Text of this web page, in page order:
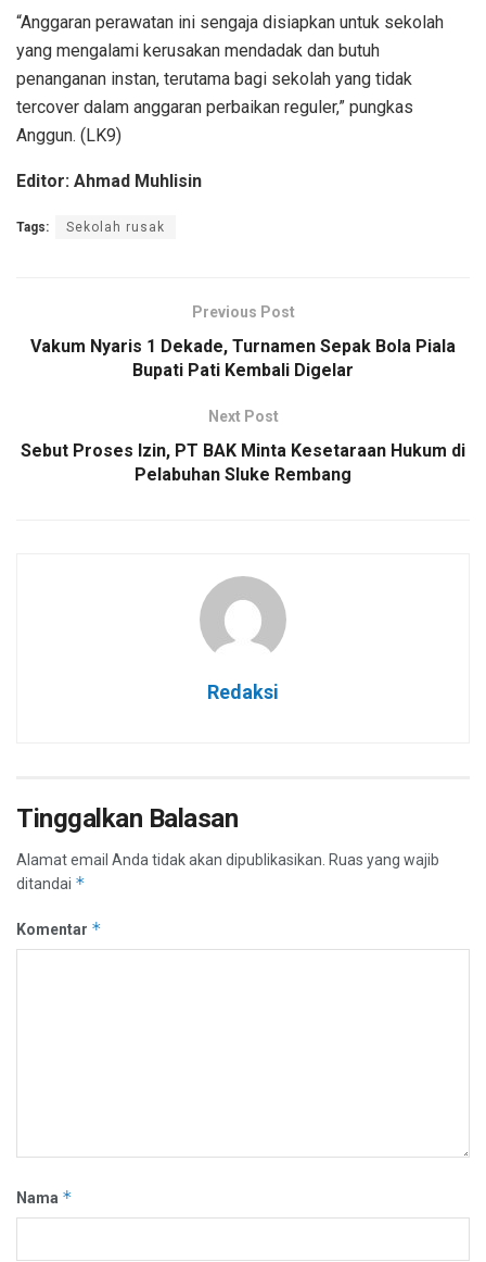
“Anggaran perawatan ini sengaja disiapkan untuk sekolah
yang mengalami kerusakan mendadak dan butuh
penanganan instan, terutama bagi sekolah yang tidak
tercover dalam anggaran perbaikan reguler,” pungkas
Anggun. (LK9)
Editor: Ahmad Muhlisin
Tags: Sekolah rusak
Previous Post
Vakum Nyaris 1 Dekade, Turnamen Sepak Bola Piala
Bupati Pati Kembali Digelar
Next Post
Sebut Proses Izin, PT BAK Minta Kesetaraan Hukum di
Pelabuhan Sluke Rembang
Redaksi
Tinggalkan Balasan
Alamat email Anda tidak akan dipublikasikan. Ruas yang wajib
ditandai *
Komentar *
Nama *